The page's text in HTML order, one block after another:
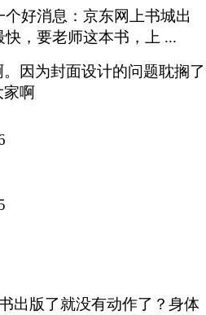
好消息：京东网上书城出
快，要老师这本书，上 ...
因为封面设计的问题耽搁
家啊
出版了就没有动作了？身体